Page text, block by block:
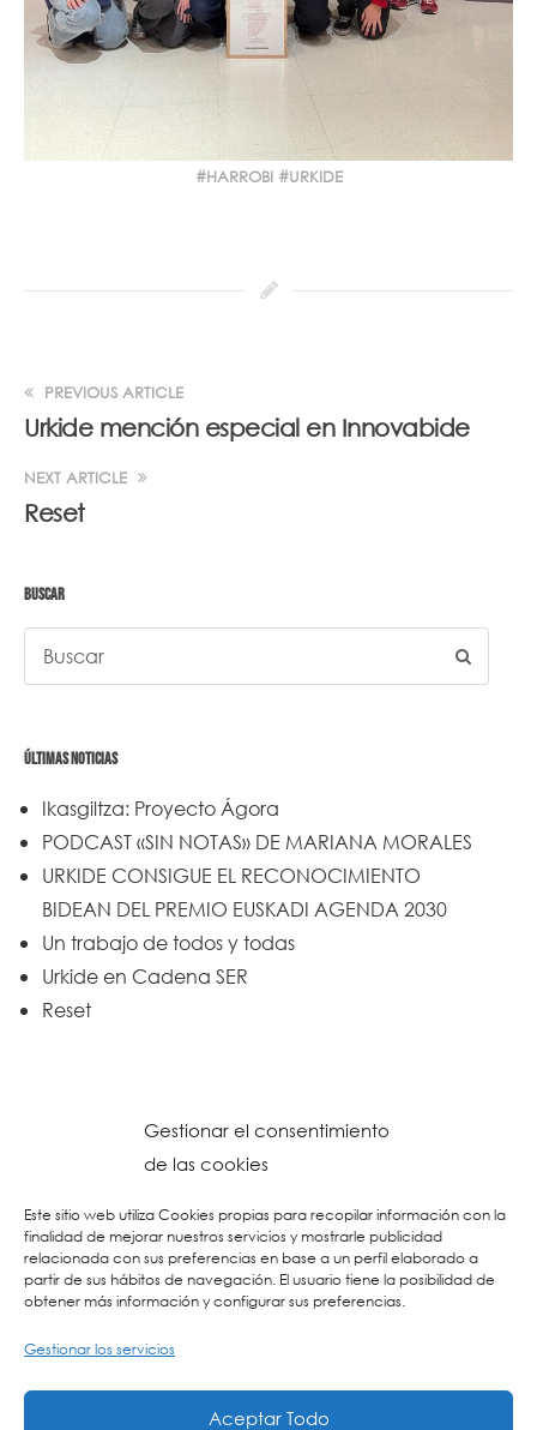
Gestionar el consentimiento
de las cookies
Este sitio web utiliza Cookies propias para recopilar información con la
finalidad de mejorar nuestros servicios y mostrarle publicidad
relacionada con sus preferencias en base a un perfil elaborado a
partir de sus hábitos de navegación. El usuario tiene la posibilidad de
obtener más información y configurar sus preferencias.
Gestionar los servicios
Aceptar Todo
HARROBI URKIDE
PREVIOUS ARTICLE
Urkide mención especial en Innovabide
NEXT ARTICLE
Reset
BUSCAR
ÚLTIMAS NOTICIAS
Ikasgiltza: Proyecto Ágora
PODCAST «SIN NOTAS» DE MARIANA MORALES
URKIDE CONSIGUE EL RECONOCIMIENTO
BIDEAN DEL PREMIO EUSKADI AGENDA 2030
Un trabajo de todos y todas
Urkide en Cadena SER
Reset
Aviso Legal-Buzón Ético